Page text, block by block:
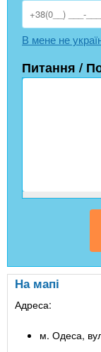
В мене не
Питання /
На мапі
Адреса:
м. Одеса,